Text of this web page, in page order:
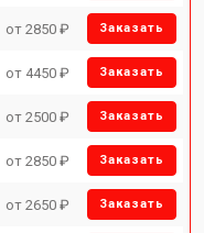
от 2850 ₽ Заказать
от 4450 ₽ Заказать
от 2500 ₽ Заказать
от 2850 ₽ Заказать
от 2650 ₽ Заказать